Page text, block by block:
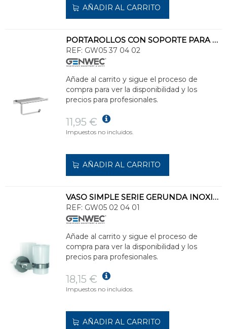
AÑADIR AL CARRITO
PORTAROLLOS CON SOPORTE PARA MÓVIL INOXIDABLE 304 BRILLO
REF: GW05 37 04 02
Añade al carrito y sigue el proceso de
compra para ver la disponibilidad y los
precios para profesionales.
11,95 €
Impuestos no incluidos.
AÑADIR AL CARRITO
VASO SIMPLE SERIE GERUNDA INOXIDABLE 304
REF: GW05 02 04 01
Añade al carrito y sigue el proceso de
compra para ver la disponibilidad y los
precios para profesionales.
18,15 €
Impuestos no incluidos.
AÑADIR AL CARRITO